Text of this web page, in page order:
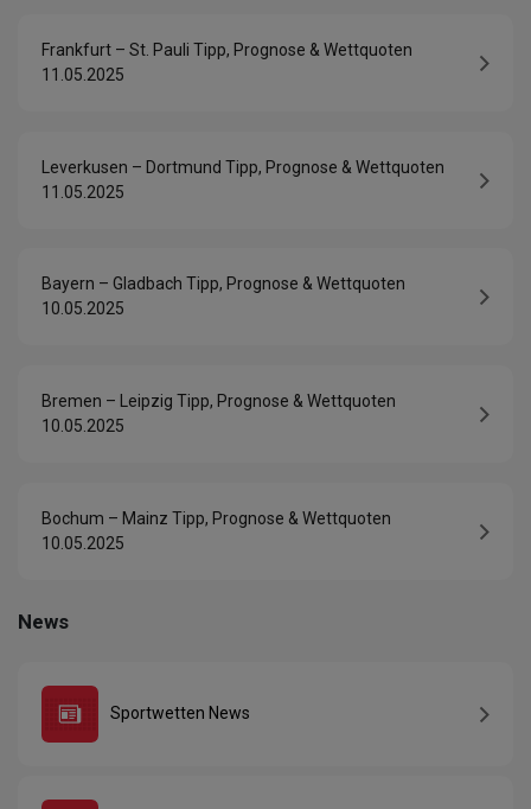
Frankfurt – St. Pauli Tipp, Prognose & Wettquoten
11.05.2025
Leverkusen – Dortmund Tipp, Prognose & Wettquoten
11.05.2025
Bayern – Gladbach Tipp, Prognose & Wettquoten
10.05.2025
Bremen – Leipzig Tipp, Prognose & Wettquoten
10.05.2025
Bochum – Mainz Tipp, Prognose & Wettquoten
10.05.2025
News
Sportwetten News